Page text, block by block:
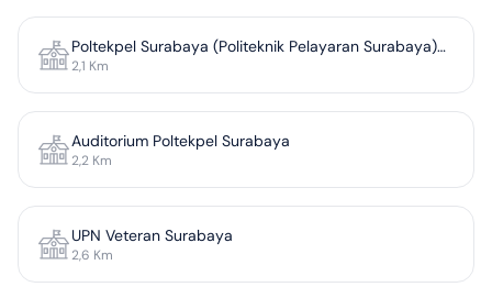
Poltekpel Surabaya (Politeknik Pelayaran Surabaya)
Gerbang 1
2,1 Km
Auditorium Poltekpel Surabaya
2,2 Km
UPN Veteran Surabaya
2,6 Km